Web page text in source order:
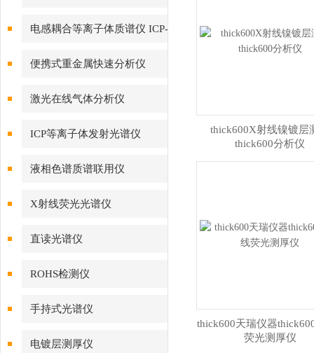
电感耦合等离子体质谱仪 ICP-
MS
便携式重金属快速分析仪
激光在线气体分析仪
ICP等离子体发射光谱仪
液相色谱质谱联用仪
X射线荧光光谱仪
直读光谱仪
ROHS检测仪
手持式光谱仪
电镀层测厚仪
thick600X射线镍镀层
thick600分析仪
thick600天瑞仪器
荧光测厚仪